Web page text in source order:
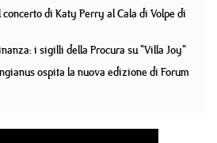
di Katy Perry al Cala di Volpe di
i sigilli della Procura su "Villa Joy"
ospita la nuova edizione di Forum